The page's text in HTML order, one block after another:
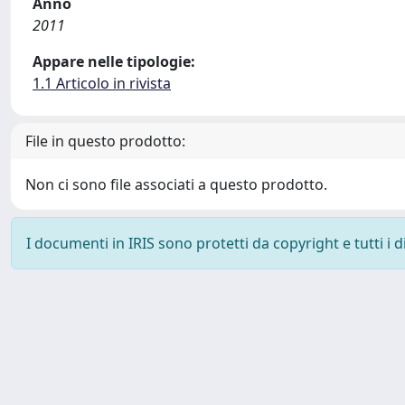
2011
Appare nelle tipologie:
1.1 Articolo in rivista
File in questo prodotto:
Non ci sono file associati a questo prodotto.
I documenti in IRIS sono protetti da copyright e tutti i